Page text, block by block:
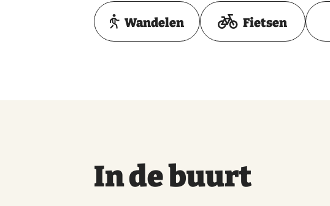
Toon op kaart
Wandelen Fietsen
In de buurt